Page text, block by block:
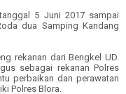
5 Juni 2017 sampai
dua Samping Kandang
rekanan dari Bengkel UD.
sebagai rekanan Polres
perbaikan dan perawatan
Polres Blora.